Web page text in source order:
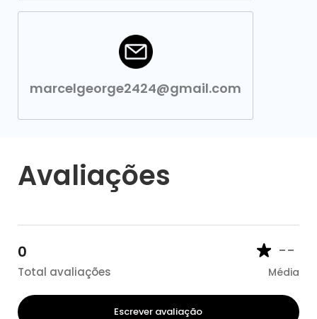
marcelgeorge2424@gmail.com
Avaliações
0
Total avaliações
--
Média
Escrever avaliação